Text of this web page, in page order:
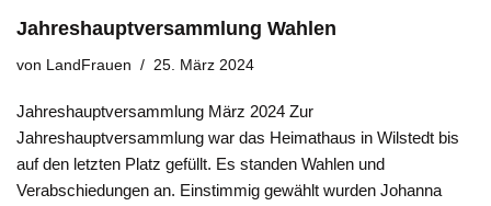
Jahreshauptversammlung Wahlen
von LandFrauen 25. März 2024
Jahreshauptversammlung März 2024 Zur
Jahreshauptversammlung war das Heimathaus in Wilstedt bis
auf den letzten Platz gefüllt. Es standen Wahlen und
Verabschiedungen an. Einstimmig gewählt wurden Johanna